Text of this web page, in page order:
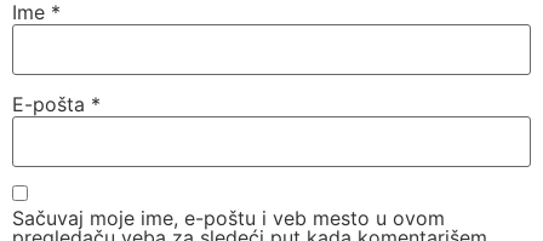
Ime *
E-pošta *
Sačuvaj moje ime, e-poštu i veb mesto u ovom